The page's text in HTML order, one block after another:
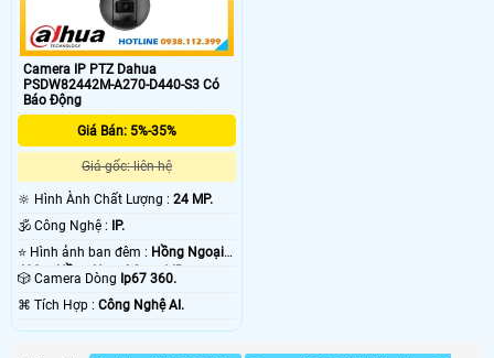
Camera IP PTZ Dahua
PSDW82442M-A270-D440-S3 Có
Báo Động
Giá Bán: 5%-35%
Giá gốc: liên hệ
🔆 Hình Ành Chất Lượng : 24 MP.
🕉️ Công Nghệ :
IP.
⭐ Hình ảnh ban đêm : Hồng Ngoại
400m Hồng Ngoại Smart IR.
🎲 Camera Dòng Ip67 360.
️⌘ Tích Hợp : Công Nghệ AI.